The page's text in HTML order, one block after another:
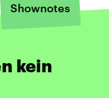
Shownotes
kein